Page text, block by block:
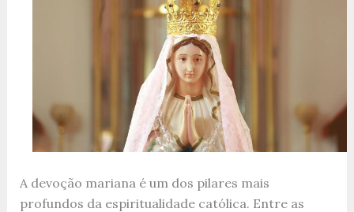
A devoção mariana é um dos pilares mais
profundos da espiritualidade católica. Entre as